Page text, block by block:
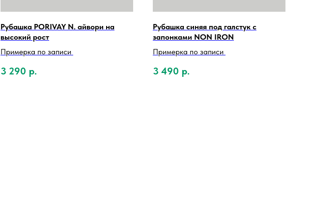
Рубашка PORIVAY N. айвори на
высокий рост
Примерка по записи
3 290 р.
Рубашка синяя под галстук с
запонками NON IRON
Примерка по записи
3 490 р.